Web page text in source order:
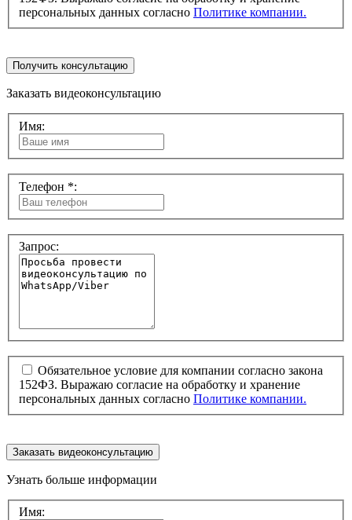
персональных данных согласно Политике компании.
Получить консультацию
Заказать видеоконсультацию
Имя:
Телефон *:
Запрос:
Обязательное условие для компании согласно закона
152ФЗ. Выражаю согласие на обработку и хранение
персональных данных согласно Политике компании.
Заказать видеоконсультацию
Узнать больше информации
Имя: